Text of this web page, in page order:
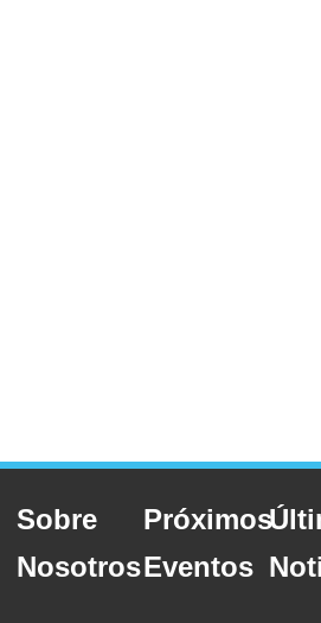
Sobre
Nosotros
Próximos
Eventos